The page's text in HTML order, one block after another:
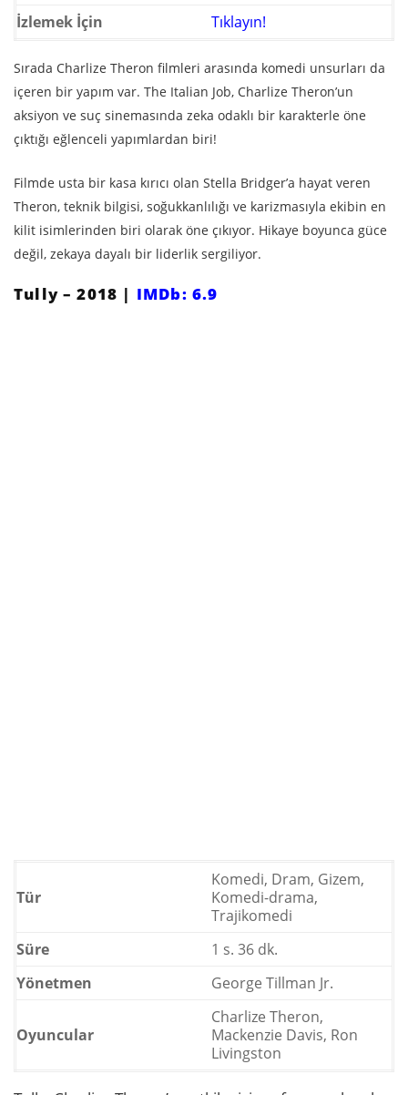
İzlemek İçin
Tıklayın!
Sırada Charlize Theron filmleri arasında komedi unsurları da
içeren bir yapım var. The Italian Job, Charlize Theron’un
aksiyon ve suç sinemasında zeka odaklı bir karakterle öne
çıktığı eğlenceli yapımlardan biri!
Filmde usta bir kasa kırıcı olan Stella Bridger’a hayat veren
Theron, teknik bilgisi, soğukkanlılığı ve karizmasıyla ekibin en
kilit isimlerinden biri olarak öne çıkıyor. Hikaye boyunca güce
değil, zekaya dayalı bir liderlik sergiliyor.
Tully – 2018 | IMDb: 6.9
Tür
Komedi, Dram, Gizem,
Komedi-drama,
Trajikomedi
Süre
1 s. 36 dk.
Yönetmen
George Tillman Jr.
Oyuncular
Charlize Theron,
Mackenzie Davis, Ron
Livingston